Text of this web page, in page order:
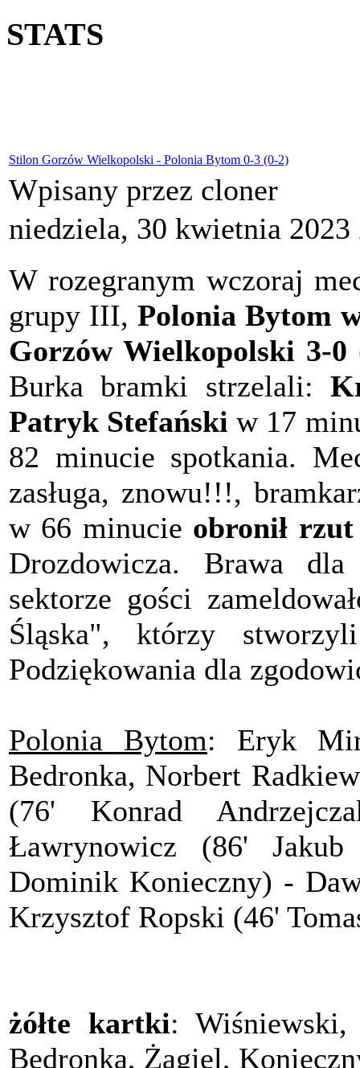
STATS
Stilon Gorzów Wielkopolski - Polonia Bytom 0-3 (0-2)
Wpisany przez cloner
niedziela, 30 kwietnia 2023
W rozegranym wczoraj
grupy III, Polonia Bytom
Gorzów Wielkopolski 3-0
Burka bramki strzelali:
Patryk Stefański w 17
82 minucie spotkania.
zasługa, znowu!!!,
w 66 minucie obronił
Drozdowicza. Brawa
sektorze gości
Śląska", którzy
Podziękowania dla
Polonia Bytom: Eryk
Bedronka, Norbert
(76' Konrad
Ławrynowicz (86'
Dominik Konieczny) -
Krzysztof Ropski (46'
żółte kartki:
Bedronka, Żagiel,